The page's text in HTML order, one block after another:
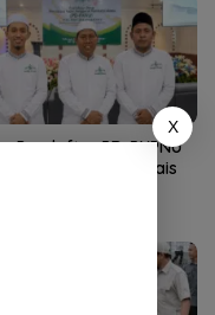
Pendaftar PD-PKPNU
607, Abiya Yusri Rais
X